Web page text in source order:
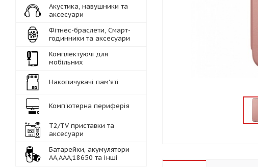
Акустика, навушники та
аксесуари
Фітнес-браслети, Смарт-
годинники та аксесуари
Комплектуючі для
мобільних
Накопичувачі пам'яті
Комп'ютерна периферія
Т2/TV приставки та
аксесуари
Батарейки, акумулятори
АА,ААА,18650 та інші